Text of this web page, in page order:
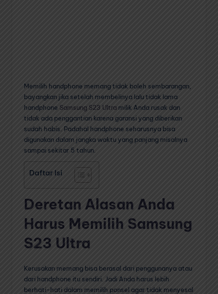
Memilih handphone memang tidak boleh sembarangan,
bayangkan jika setelah membelinya lalu tidak lama
handphone Samsung S23 Ultra milik Anda rusak dan
tidak ada penggantian karena garansi yang diberikan
sudah habis. Padahal handphone seharusnya bisa
digunakan dalam jangka waktu yang panjang misalnya
sampai sekitar 5 tahun.
Daftar Isi
Deretan Alasan Anda
Harus Memilih Samsung
S23 Ultra
Kerusakan memang bisa berasal dari penggunanya atau
dari handphone itu sendiri. Jadi Anda harus lebih
berhati-hati dalam memilih ponsel agar tidak menyesal